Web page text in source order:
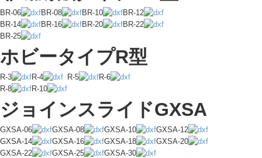
BR-06 BR-08 BR-10
BR-12
BR-14
BR-16 BR-20
BR-22
BR-25
ホビータイプR型
R-3 R-4 R-5
R-6
R-8
R-10
ジョインスライドGXSA
GXSA-06 GXSA-08 GXSA-10
GXSA-12
GXSA-14
GXSA-16 GXSA-18
GXSA-20
GXSA-22
GXSA-25 GXSA-30